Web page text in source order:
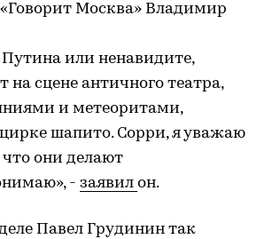
Москва» Владимир
или ненавидите,
на сцене античного театра,
и метеоритами,
шапито. Сорри, я уважаю
они делают
- заявил он.
Павел Грудинин так